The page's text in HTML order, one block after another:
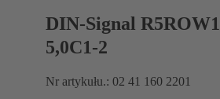
DIN-Signal
5,0C1-2
Nr artykułu.: 02 41 160 2201